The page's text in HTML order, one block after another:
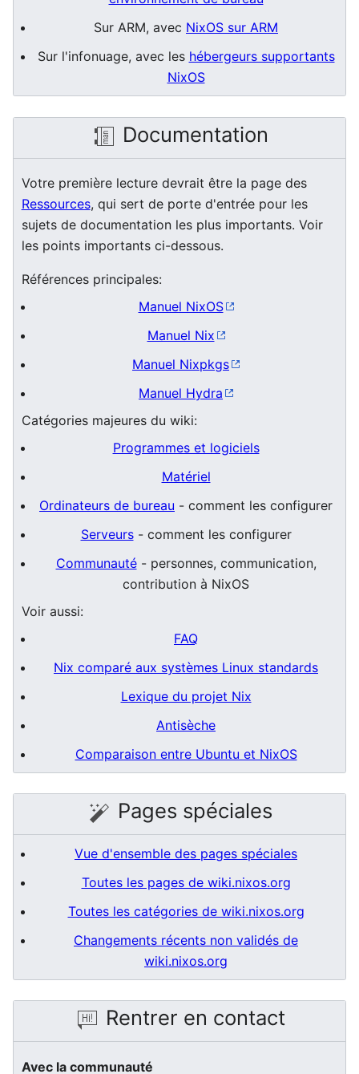
Sur ARM, avec NixOS sur ARM
Sur l'infonuage, avec les hébergeurs supportants
NixOS
Documentation
Votre première lecture devrait être la page des
Ressources, qui sert de porte d'entrée pour les
sujets de documentation les plus importants. Voir
les points importants ci-dessous.
Références principales:
Manuel NixOS
Manuel Nix
Manuel Nixpkgs
Manuel Hydra
Catégories majeures du wiki:
Programmes et logiciels
Matériel
Ordinateurs de bureau - comment les configurer
Serveurs- comment les configurer
Communauté- personnes, communication,
contribution à NixOS
Voir aussi:
FAQ
Nix comparé aux systèmes Linux standards
Lexique du projet Nix
Antisèche
Comparaison entre Ubuntu et NixOS
Pages spéciales
Vue d'ensemble des pages spéciales
Toutes les pages de wiki.nixos.org
Toutes les catégories de wiki.nixos.org
Changements récents non validés de
wiki.nixos.org
Rentrer en contact
Avec la communauté